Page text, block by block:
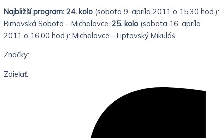
Najbližší program: 24. kolo (sobota 9. apríla 2011 o 15.30 hod.):
Rimavská Sobota – Michalovce, 25. kolo (sobota 16. apríla
2011 o 16.00 hod.): Michalovce – Liptovský Mikuláš.
Značky:
Zdieľať: